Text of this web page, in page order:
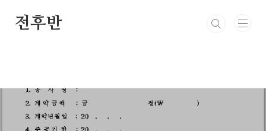
전후반